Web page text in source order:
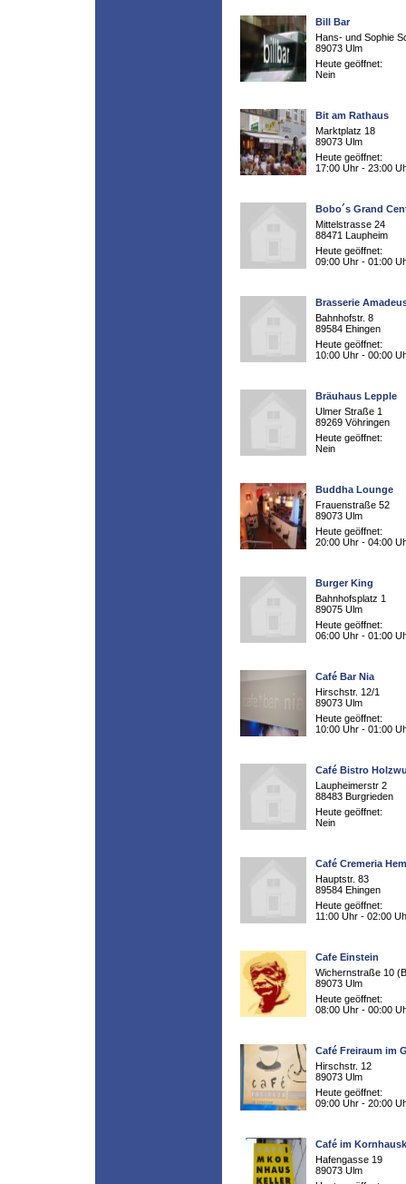
Bill Bar
Hans- und Sophie
89073 Ulm
Heute geöffnet:
Nein
Bit am Rathaus
Marktplatz 18
89073 Ulm
Heute geöffnet:
17:00 Uhr - 23:00
Bobo´s Grand
Mittelstrasse 24
88471 Laupheim
Heute geöffnet:
09:00 Uhr - 01:00
Brasserie
Bahnhofstr. 8
89584 Ehingen
Heute geöffnet:
10:00 Uhr - 00:00
Bräuhaus Lepple
Ulmer Straße 1
89269 Vöhringen
Heute geöffnet:
Nein
Buddha Lounge
Frauenstraße 52
89073 Ulm
Heute geöffnet:
20:00 Uhr - 04:00
Burger King
Bahnhofsplatz 1
89075 Ulm
Heute geöffnet:
06:00 Uhr - 01:00
Café Bar Nia
Hirschstr. 12/1
89073 Ulm
Heute geöffnet:
10:00 Uhr - 01:00
Café Bistro
Laupheimerstr 2
88483 Burgrieden
Heute geöffnet:
Nein
Café Cremeria
Hauptstr. 83
89584 Ehingen
Heute geöffnet:
11:00 Uhr - 02:00
Cafe Einstein
Wichernstraße 10
89073 Ulm
Heute geöffnet:
08:00 Uhr - 00:00
Café Freiraum im
Hirschstr. 12
89073 Ulm
Heute geöffnet:
09:00 Uhr - 20:00
Café im
Hafengasse 19
89073 Ulm